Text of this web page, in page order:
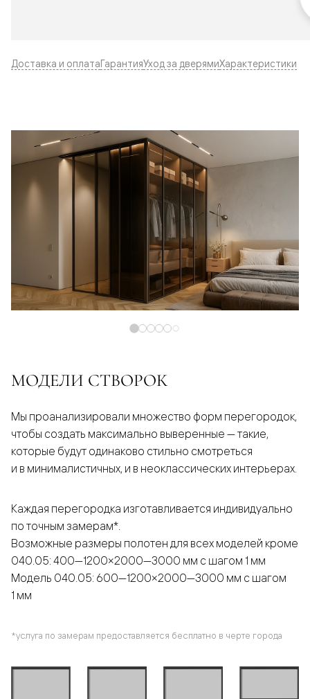
Доставка и оплатаГарантияУход за дверямиХарактеристики
МОДЕЛИ СТВОРОК
Мы проанализировали множество форм перегородок,
чтобы создать максимально выверенные — такие,
которые будут одинаково стильно смотреться
и в минималистичных, и в неоклассических интерьерах.
Каждая перегородка изготавливается индивидуально
по точным замерам*.
Возможные размеры полотен для всех моделей кроме
040.05: 400—1200×2000—3000 мм с шагом 1 мм
Модель 040.05: 600—1200×2000—3000 мм с шагом
1 мм
*услуга по замерам предоставляется бесплатно в черте города